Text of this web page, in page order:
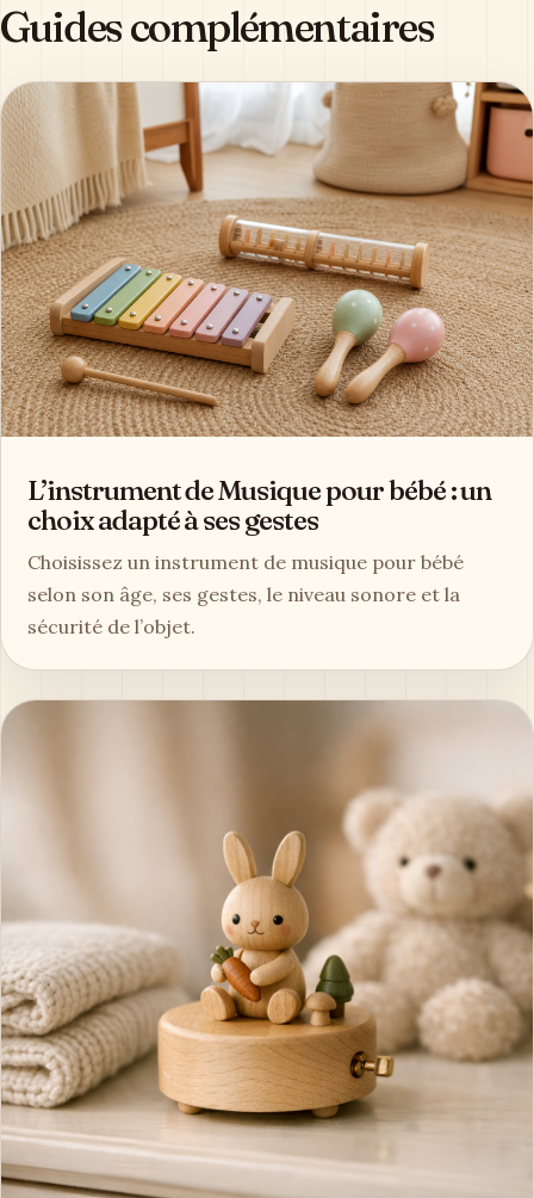
Guides complémentaires
L’instrument de Musique pour bébé : un
choix adapté à ses gestes
Choisissez un instrument de musique pour bébé
selon son âge, ses gestes, le niveau sonore et la
sécurité de l’objet.